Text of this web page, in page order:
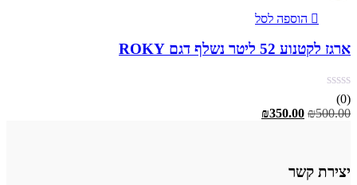
הוספה לסל
ארגז לקטנוע 52 ליטר נשלף דגם ROKY
(0)
₪500.00
המחיר ₪350.00
יצירת קשר